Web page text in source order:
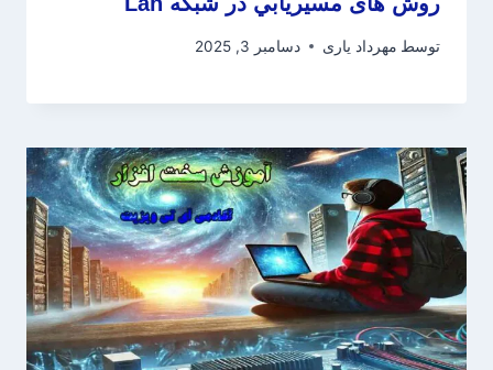
توسط مهرداد یاری دسامبر 3, 2025